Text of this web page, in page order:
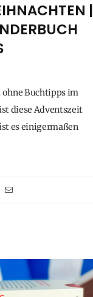
|
Buchtipps im
diese Adventszeit
es einigermaßen